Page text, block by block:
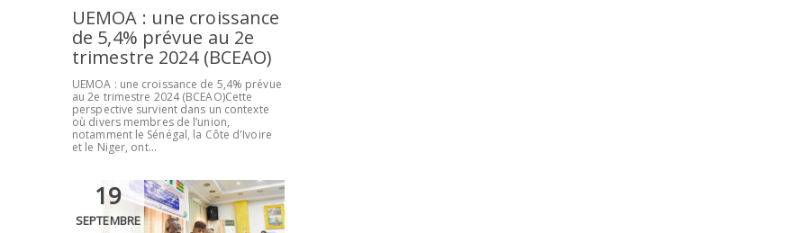
UEMOA : une croissance
de 5,4% prévue au 2e
trimestre 2024 (BCEAO)
UEMOA : une croissance de 5,4% prévue
au 2e trimestre 2024 (BCEAO)Cette
perspective survient dans un contexte
où divers membres de l’union,
notamment le Sénégal, la Côte d'Ivoire
et le Niger, ont...
19
SEPTEMBRE